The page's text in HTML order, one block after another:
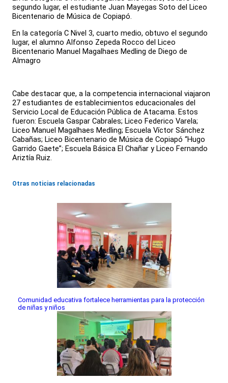
segundo lugar, el estudiante Juan Mayegas Soto del Liceo
Bicentenario de Música de Copiapó.
En la categoría C Nivel 3, cuarto medio, obtuvo el segundo
lugar, el alumno Alfonso Zepeda Rocco del Liceo
Bicentenario Manuel Magalhaes Medling de Diego de
Almagro
Cabe destacar que, a la competencia internacional viajaron
27 estudiantes de establecimientos educacionales del
Servicio Local de Educación Pública de Atacama. Estos
fueron: Escuela Gaspar Cabrales; Liceo Federico Varela;
Liceo Manuel Magalhaes Medling; Escuela Víctor Sánchez
Cabañas; Liceo Bicentenario de Música de Copiapó “Hugo
Garrido Gaete”; Escuela Básica El Chañar y Liceo Fernando
Ariztía Ruiz.
Otras noticias relacionadas
Comunidad educativa fortalece herramientas para la protección
de niñas y niños